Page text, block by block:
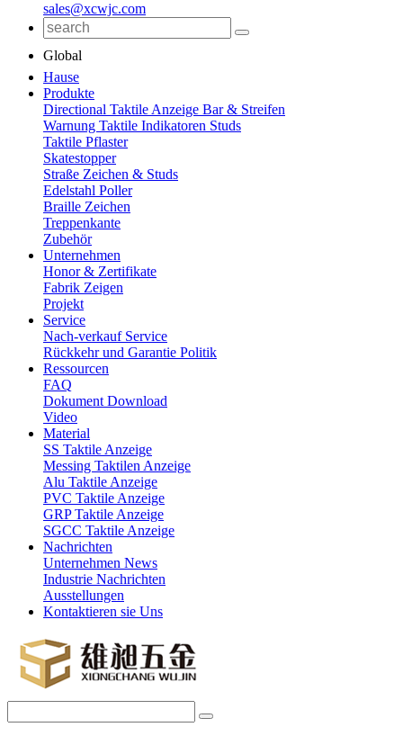
sales@xcwjc.com
Global
Hause
Produkte
Directional Taktile Anzeige Bar & Streifen
Warnung Taktile Indikatoren Studs
Taktile Pflaster
Skatestopper
Straße Zeichen & Studs
Edelstahl Poller
Braille Zeichen
Treppenkante
Zubehör
Unternehmen
Honor & Zertifikate
Fabrik Zeigen
Projekt
Service
Nach-verkauf Service
Rückkehr und Garantie Politik
Ressourcen
FAQ
Dokument Download
Video
Material
SS Taktile Anzeige
Messing Taktilen Anzeige
Alu Taktile Anzeige
PVC Taktile Anzeige
GRP Taktile Anzeige
SGCC Taktile Anzeige
Nachrichten
Unternehmen News
Industrie Nachrichten
Ausstellungen
Kontaktieren sie Uns